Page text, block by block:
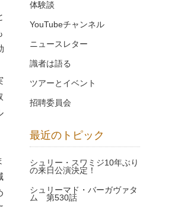
体験談
YouTubeチャンネル
ニュースレター
識者は語る
ツアーとイベント
招聘委員会
最近のトピック
シュリー・スワミジ10年ぶり
の来日公演決定！
シュリーマド・バーガヴァタ
ム 第530話